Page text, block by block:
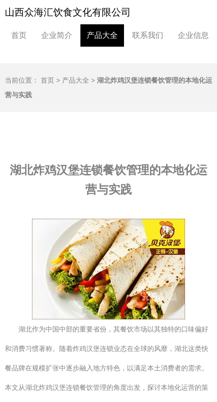
山西众海汇饮食文化有限公司
首页 企业简介 产品大全 联系我们 企业信息
当前位置： 首页 > 产品大全 > 湖北炸鸡汉堡连锁餐饮管理的本地化运
营与实践
湖北炸鸡汉堡连锁餐饮管理的本地化运
营与实践
湖北作为中国中部的重要省份，其餐饮市场以其独特的口味偏好
和消费习惯著称。随着炸鸡汉堡连锁业态在全球的风靡，湖北这类快
餐品牌在规模扩张中逐步融入地方特色，以满足本土消费者的需求。
本文从湖北炸鸡汉堡连锁餐饮管理的角度出发，探讨本地化运营的策